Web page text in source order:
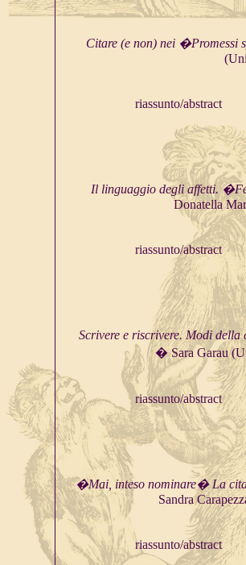
Citare (e non) nei �Promessi
riassunto/abstract
Il linguaggio degli affetti.
Donatella
riassunto/abstract
Scrivere e riscrivere. Modi
� Sara Garau
riassunto/abstract
�Mai, inteso nominare� La
Sandra
riassunto/abstract